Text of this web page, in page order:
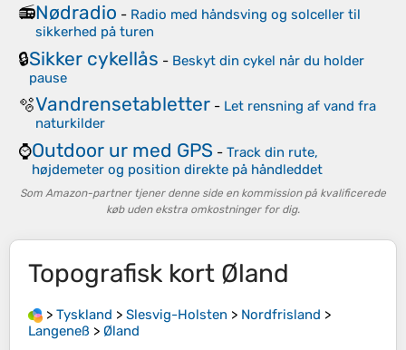
📻Nødradio - Radio med håndsving og solceller til
sikkerhed på turen
🔒Sikker cykellås - Beskyt din cykel når du holder
pause
🫧Vandrensetabletter - Let rensning af vand fra
naturkilder
⌚Outdoor ur med GPS - Track din rute,
højdemeter og position direkte på håndleddet
Som Amazon-partner tjener denne side en kommission på kvalificerede
køb uden ekstra omkostninger for dig.
Topografisk kort Øland
> Tyskland > Slesvig-Holsten > Nordfrisland >
Langeneß > Øland